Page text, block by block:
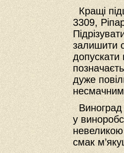
Кращі
3309,
залишити
дуже
Виноград
у
невеликою
смак